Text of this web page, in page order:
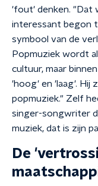
'fout' denken. "Dat
interessant begon
symbool van de
Popmuziek wordt
cultuur, maar
'hoog' en 'laag'. Hij
popmuziek." Zelf
singer-songwriter
muziek, dat is zijn
De